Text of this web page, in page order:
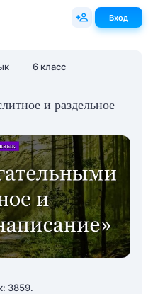
6 класс
и раздельное
3859.
Вход